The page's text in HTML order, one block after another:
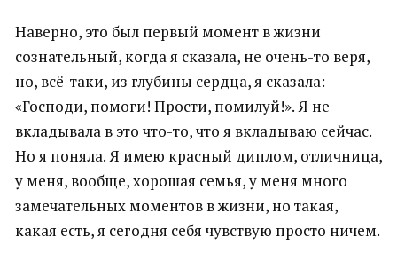
Наверно, это был первый момент в жизни
сознательный, когда я сказала, не очень-то веря,
но, всё-таки, из глубины сердца, я сказала:
«Господи, помоги! Прости, помилуй!». Я не
вкладывала в это что-то, что я вкладываю сейчас.
Но я поняла. Я имею красный диплом, отличница,
у меня, вообще, хорошая семья, у меня много
замечательных моментов в жизни, но такая,
какая есть, я сегодня себя чувствую просто ничем.